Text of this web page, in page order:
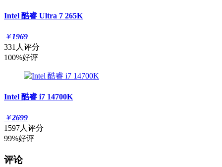
Intel 酷睿 Ultra 7 265K
￥1969
331人评分
100%好评
Intel 酷睿 i7 14700K
￥2699
1597人评分
99%好评
评论